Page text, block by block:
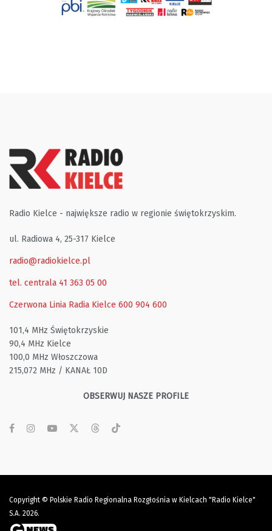
Radio Kielce - największe radio w regionie świętokrzyskim.
ul. Radiowa 4, 25-317 Kielce
radio@radiokielce.pl
tel. centrala 41 363 05 00
Czerwona Linia Radia Kielce 600 904 600
101,4 MHz Świętokrzyskie
90,4 MHz Kielce
100,0 MHz Włoszczowa
215,072 MHz / KANAŁ 10D
OBSERWUJ NASZE PROFILE
Copyright © Polskie Radio Regionalna Rozgłośnia w Kielcach "Radio Kielce"
S.A. 2026.